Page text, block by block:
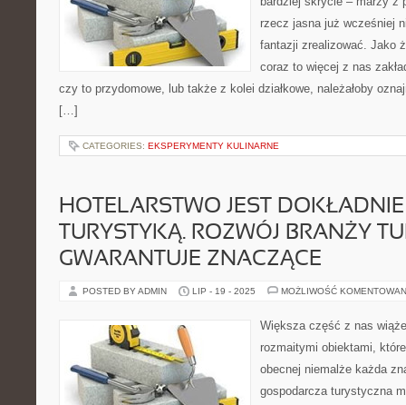
rzecz jasna już wcześniej
fantazji zrealizować. Jako
coraz to więcej z nas
czy to przydomowe, lub także z kolei działkowe, należałoby
[…]
CATEGORIES: EKSPERYMENTY KULINARNE
HOTELARSTWO JEST
TURYSTYKĄ. ROZWÓJ BRANŻY
GWARANTUJE ZNACZĄCE
POSTED BY ADMIN LIP - 19 - 2025 MOŻLIWOŚĆ
Większa część z nas
rozmaitymi obiektami,
obecnej niemalże każda
gospodarcza turystyczna